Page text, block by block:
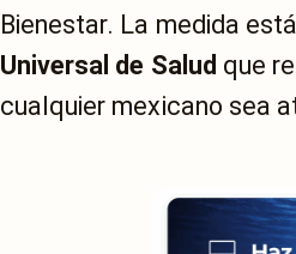
Bienestar. La medida
Universal de Salud que
cualquier mexicano sea